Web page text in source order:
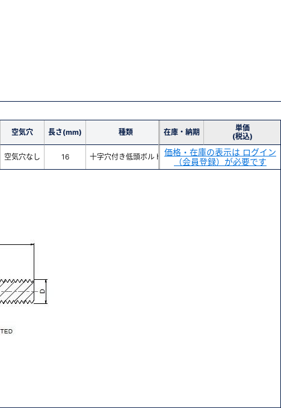
空気穴 長さ(mm) 種類 在庫・納期
単価
(税込)
空気穴なし 16 十字穴付き低頭ボルト
価格・在庫の表示は ログイン
（会員登録）が必要です